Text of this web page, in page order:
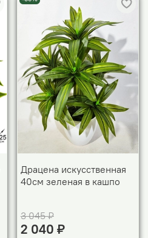
Драцена искусственная
40см зеленая в кашпо
3 045 ₽
2 040 ₽